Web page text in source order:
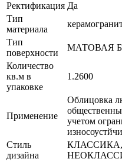
Ректификация Да
Тип
материала
Тип
поверхности
МАТОВАЯ
Количество
кв.м в
упаковке
1.2600
Применение
Облицовка
учетом
Стиль
дизайна